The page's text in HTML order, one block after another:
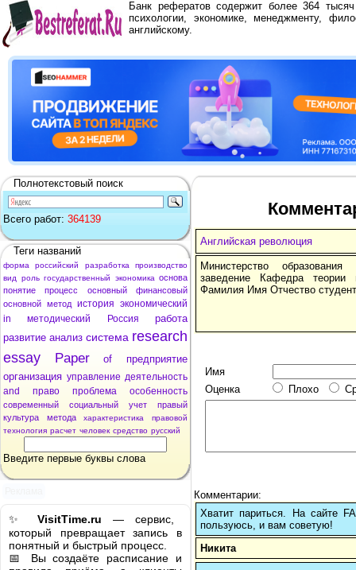
Банк рефератов содержит более 364
психологии, экономике, менеджменту,
английскому.
Полнотекстовый поиск
Всего работ: 364139
Теги названий
форма российский разработка
производство
вид
роль государственный экономика основа
понятие
процесс основный
финансовый
основной метод история экономический
in
методический Россия
работа
развитие анализ система research
essay
Paper of
предприятие
организация управление деятельность
and
право проблема особенность
современный социальный учет
правый
культура
метода характеристика
правовой
технология расчет человек средство русский
Введите первые буквы слова
✨ VisitTime.ru — сервис,
который превращает запись в
понятный и быстрый процесс.
📅 Вы создаёте расписание и
Английская революция
Министерство
заведение Кафедра
Фамилия Имя Отчество
Имя
Оценка
Плохо
Комментарии:
Хватит париться. На сайте
пользуюсь, и вам советую!
Никита